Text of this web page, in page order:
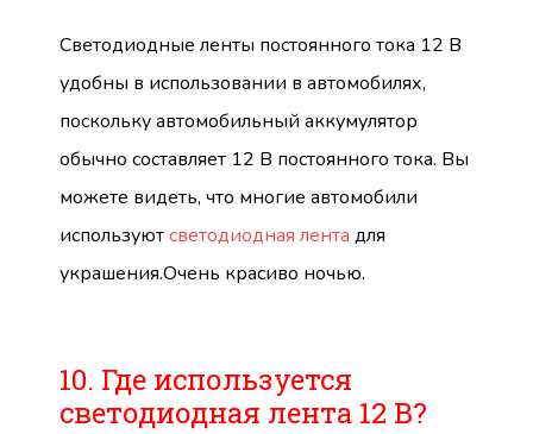
Светодиодные ленты постоянного тока 12 В
удобны в использовании в автомобилях,
поскольку автомобильный аккумулятор
обычно составляет 12 В постоянного тока. Вы
можете видеть, что многие автомобили
используютсветодиодная лента для
украшения.Очень красиво ночью.
10. Где используется
светодиодная лента 12 В?